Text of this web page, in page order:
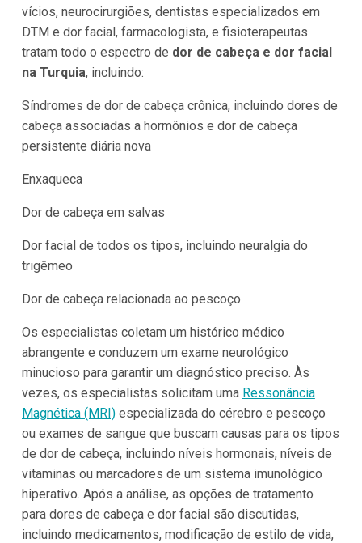
vícios, neurocirurgiões, dentistas especializados em
DTM e dor facial, farmacologista, e fisioterapeutas
tratam todo o espectro de dor de cabeça e dor facial
na Turquia, incluindo:
Síndromes de dor de cabeça crônica, incluindo dores de
cabeça associadas a hormônios e dor de cabeça
persistente diária nova
Enxaqueca
Dor de cabeça em salvas
Dor facial de todos os tipos, incluindo neuralgia do
trigêmeo
Dor de cabeça relacionada ao pescoço
Os especialistas coletam um histórico médico
abrangente e conduzem um exame neurológico
minucioso para garantir um diagnóstico preciso. Às
vezes, os especialistas solicitam uma Ressonância
Magnética (MRI)especializada do cérebro e pescoço
ou exames de sangue que buscam causas para os tipos
de dor de cabeça, incluindo níveis hormonais, níveis de
vitaminas ou marcadores de um sistema imunológico
hiperativo. Após a análise, as opções de tratamento
para dores de cabeça e dor facial são discutidas,
incluindo medicamentos, modificação de estilo de vida,